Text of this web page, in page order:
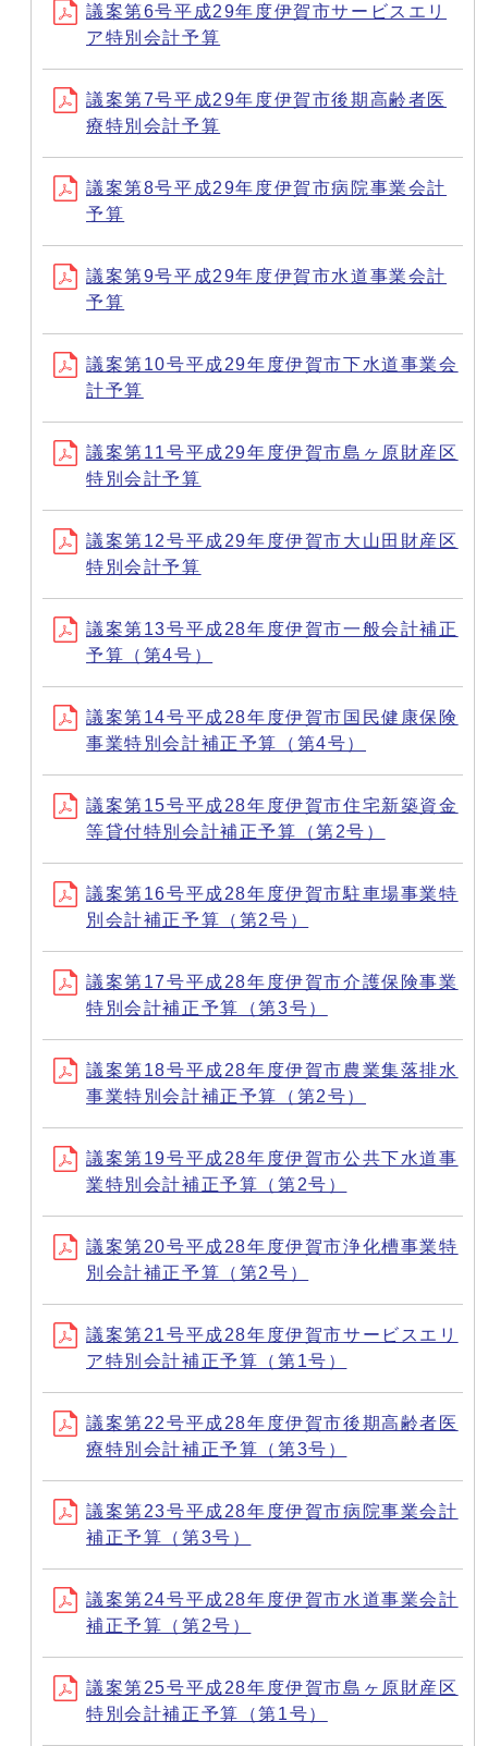
議案第6号平成29年度伊賀市サービスエリ
ア特別会計予算
議案第7号平成29年度伊賀市後期高齢者医
療特別会計予算
議案第8号平成29年度伊賀市病院事業会計
予算
議案第9号平成29年度伊賀市水道事業会計
予算
議案第10号平成29年度伊賀市下水道事業会
計予算
議案第11号平成29年度伊賀市島ヶ原財産区
特別会計予算
議案第12号平成29年度伊賀市大山田財産区
特別会計予算
議案第13号平成28年度伊賀市一般会計補正
予算（第4号）
議案第14号平成28年度伊賀市国民健康保険
事業特別会計補正予算（第4号）
議案第15号平成28年度伊賀市住宅新築資金
等貸付特別会計補正予算（第2号）
議案第16号平成28年度伊賀市駐車場事業特
別会計補正予算（第2号）
議案第17号平成28年度伊賀市介護保険事業
特別会計補正予算（第3号）
議案第18号平成28年度伊賀市農業集落排水
事業特別会計補正予算（第2号）
議案第19号平成28年度伊賀市公共下水道事
業特別会計補正予算（第2号）
議案第20号平成28年度伊賀市浄化槽事業特
別会計補正予算（第2号）
議案第21号平成28年度伊賀市サービスエリ
ア特別会計補正予算（第1号）
議案第22号平成28年度伊賀市後期高齢者医
療特別会計補正予算（第3号）
議案第23号平成28年度伊賀市病院事業会計
補正予算（第3号）
議案第24号平成28年度伊賀市水道事業会計
補正予算（第2号）
議案第25号平成28年度伊賀市島ヶ原財産区
特別会計補正予算（第1号）